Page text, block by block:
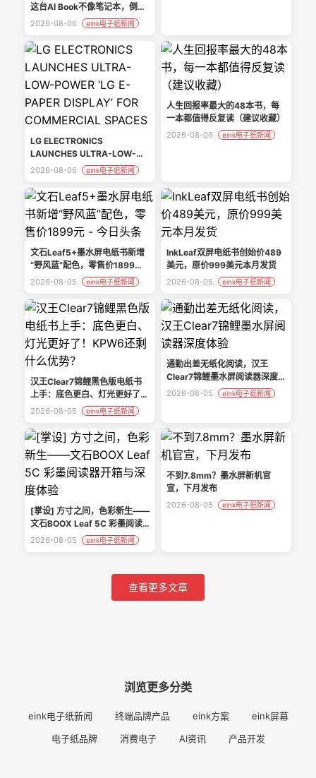
这台AI Book不像笔记本，倒像
PC新物种真香
2026-08-06 eink电子纸新闻
LG ELECTRONICS
LAUNCHES ULTRA-LOW-
POWER ‘LG E-PAPER
DISPLAY’ FOR COMMERCIAL
SPACES
2026-08-06 eink电子纸新闻
人生回报率最大的48本书，每
一本都值得反复读（建议收藏）
2026-08-06 eink电子纸新闻
文石Leaf5+墨水屏电纸书新增
“野风蓝”配色，零售价1899元 -
今日头条
2026-08-05 eink电子纸新闻
InkLeaf双屏电纸书创始价489
美元，原价999美元本月发货
2026-08-05 eink电子纸新闻
汉王Clear7锦鲤黑色版电纸书
上手：底色更白、灯光更好了！
KPW6还剩什么优势？
2026-08-05 eink电子纸新闻
通勤出差无纸化阅读，汉王
Clear7锦鲤墨水屏阅读器深度
体验
2026-08-05 eink电子纸新闻
[掌设] 方寸之间，色彩新生——
文石BOOX Leaf 5C 彩墨阅读
器开箱与深度体验
2026-08-05 eink电子纸新闻
不到7.8mm？墨水屏新机官
宣，下月发布
2026-08-05 eink电子纸新闻
查看更多文章
浏览更多分类
eink电子纸新闻 终端品牌产品 eink方案
eink屏幕
电子纸品牌
消费电子 AI资讯 产品开发